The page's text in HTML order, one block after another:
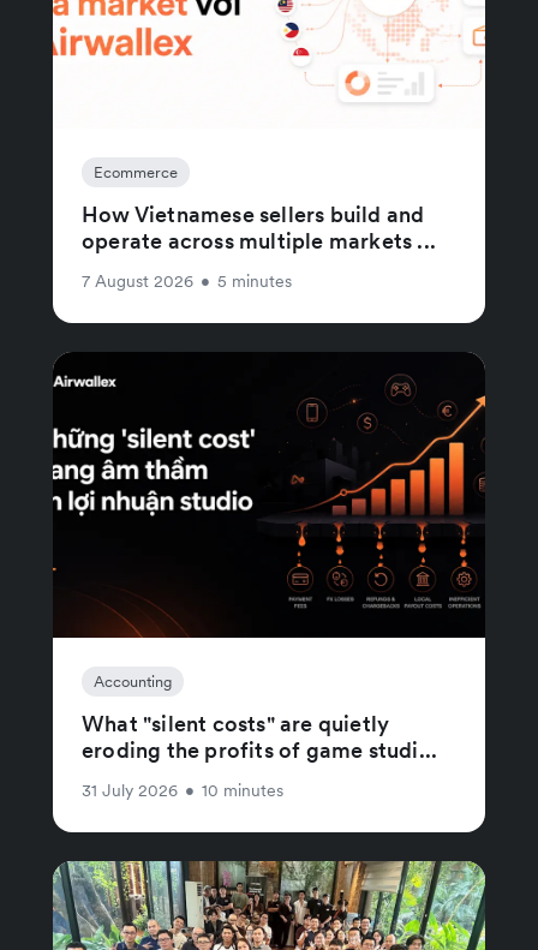
Ecommerce
How Vietnamese sellers build and
operate across multiple markets ...
7 August 2026 • 5 minutes
Accounting
What "silent costs" are quietly
eroding the profits of game studi...
31 July 2026 • 10 minutes